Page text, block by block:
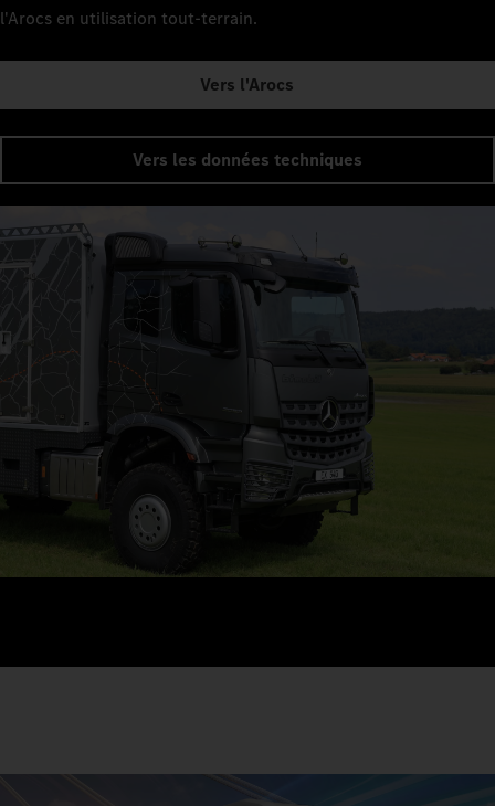
l'Arocs en utilisation tout-terrain.
Vers l'Arocs
Vers les données techniques